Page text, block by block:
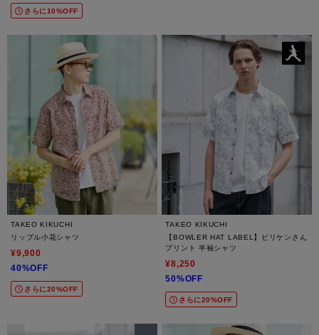
さらに10%OFF
TAKEO KIKUCHI
リップル小花シャツ
¥9,900
40%OFF
さらに20%OFF
TAKEO KIKUCHI
【BOWLER HAT LABEL】ビリケンさん
プリント 半袖シャツ
¥8,250
50%OFF
さらに20%OFF